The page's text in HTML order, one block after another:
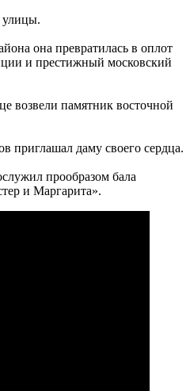
улицы.
она превратилась в оплот
и престижный московский
возвели памятник восточной
приглашал даму своего сердца.
прообразом бала
и Маргарита».